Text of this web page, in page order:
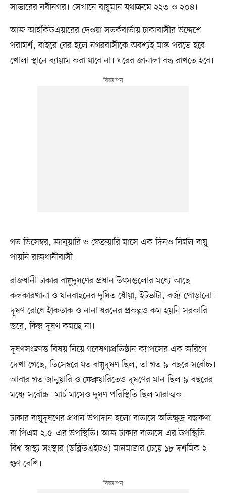
সাভারের নবীনগর। সেখানে বায়ুমান যথাক্রমে ২২৩ ও ২০৪।
আজ আইকিউএয়ারের দেওয়া সতর্কবার্তায় ঢাকাবাসীর উদ্দেশে
পরামর্শ, বাইরে বের হলে নগরবাসীকে অবশ্যই মাস্ক পরতে হবে।
খোলা স্থানে ব্যায়াম করা যাবে না। ঘরের জানালা বন্ধ রাখতে হবে।
গত ডিসেম্বর, জানুয়ারি ও ফেব্রুয়ারি মাসে এক দিনও নির্মল বায়ু
পায়নি রাজধানীবাসী।
রাজধানী ঢাকার বায়ুদূষণের প্রধান উৎসগুলোর মধ্যে আছে
কলকারখানা ও যানবাহনের দূষিত ধোঁয়া, ইটভাটা, বর্জ্য পোড়ানো।
দূষণ রোধে হাঁকডাক ও নানা ধরনের প্রকল্পও কম হয়নি সরকারি
স্তরে, কিন্তু দূষণ কমছে না।
দূষণসংক্রান্ত বিষয় নিয়ে গবেষণাপ্রতিষ্ঠান ক্যাপসের এক জরিপে
দেখা গেছে, ডিসেম্বরে যত বায়ুদূষণ ছিল, তা গত ৯ বছরে সর্বোচ্চ।
আবার গত জানুয়ারি ও ফেব্রুয়ারিতেও দূষণের মান ছিল ৯ বছরের
মধ্যে সর্বোচ্চ। মার্চ মাসেও দূষণ পরিস্থিতি ছিল মারাত্মক।
ঢাকার বায়ুদূষণের প্রধান উপাদান হলো বাতাসে অতিক্ষুদ্র বস্তুকণা
বা পিএম ২.৫-এর উপস্থিতি। আজ ঢাকার বাতাসে এর উপস্থিতি
বিশ্ব স্বাস্থ্য সংস্থার (ডব্লিউএইচও) মানমাত্রার চেয়ে ১৮ দশমিক ২
গুণ বেশি।